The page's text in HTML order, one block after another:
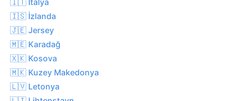
🇮🇸 İzlanda
🇯🇪 Jersey
🇲🇪 Karadağ
🇽🇰 Kosova
🇲🇰 Kuzey Makedonya
🇱🇻 Letonya